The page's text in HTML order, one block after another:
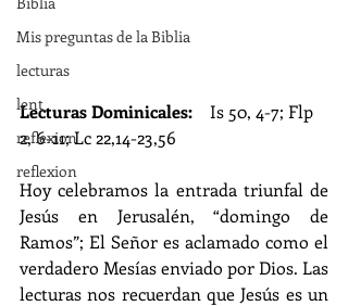
Mis preguntas de la Biblia
lecturas
lent
reflexion
reflexion
Lecturas Dominicales:
Is 50, 4-7; Flp
2, 6-11; Lc 22,14-23,56
Hoy celebramos la entrada triunfal de
Jesús en Jerusalén, “domingo de
Ramos”; El Señor es aclamado como el
verdadero Mesías enviado por Dios. Las
lecturas nos recuerdan que Jesús es un